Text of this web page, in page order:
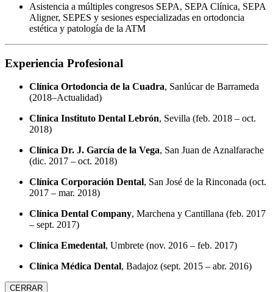
Asistencia a múltiples congresos SEPA, SEPA Clínica, SEPA
Aligner, SEPES y sesiones especializadas en ortodoncia
estética y patología de la ATM
Experiencia Profesional
Clínica Ortodoncia de la Cuadra, Sanlúcar de Barrameda
(2018–Actualidad)
Clínica Instituto Dental Lebrón, Sevilla (feb. 2018 – oct.
2018)
Clínica Dr. J. García de la Vega, San Juan de Aznalfarache
(dic. 2017 – oct. 2018)
Clínica Corporación Dental, San José de la Rinconada (oct.
2017 – mar. 2018)
Clínica Dental Company, Marchena y Cantillana (feb. 2017
– sept. 2017)
Clínica Emedental, Umbrete (nov. 2016 – feb. 2017)
Clínica Médica Dental, Badajoz (sept. 2015 – abr. 2016)
CERRAR